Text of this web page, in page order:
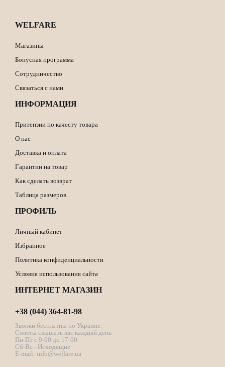
WELFARE
Магазины
Бонусная программа
Сотрудничество
Связаться с нами
ИНФОРМАЦИЯ
Притензии по качесту товара
О нас
Доставка и оплата
Гарантии на товар
Как сделать возврат
Таблица размеров
ПРОФИЛЬ
Личный кабинет
Избранное
Политика конфиденциальности
Условия использования сайта
ИНТЕРНЕТ МАГАЗИН
+38 (044) 364-81-98
Звонки бесплатны по Украине.
Советы слышать вас каждый день
Пн-Пт с 9-00 до 17-00.
Сб-Вс - Исходящие
E-mail: info@welfare.ua